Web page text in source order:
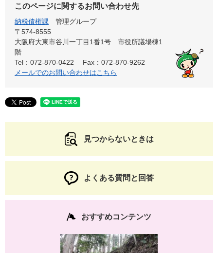
このページに関するお問い合わせ先
納税債権課
管理グループ
〒574-8555
大阪府大東市谷川一丁目1番1号 市役所議場棟1
階
Tel：072-870-0422
Fax：072-870-9262
メールでのお問い合わせはこちら
見つからないときは
よくある質問と回答
おすすめコンテンツ